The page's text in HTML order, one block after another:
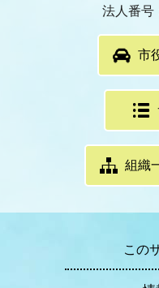
法人番号
市
組織
この